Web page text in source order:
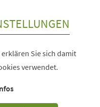
Sie sich damit
verwendet.